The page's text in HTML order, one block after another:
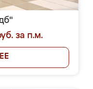
за п.м.